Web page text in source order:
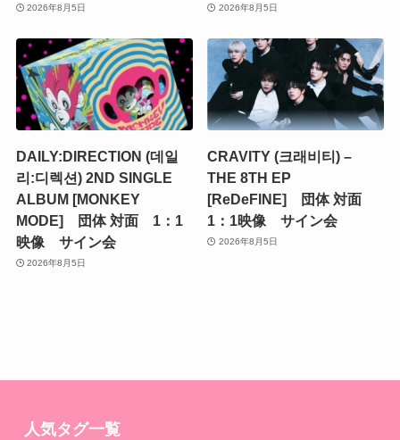
2026年8月5日 2026年8月5日
DAILY:DIRECTION (데일
리:디렉션) 2ND SINGLE
ALBUM [MONKEY
MODE] 団体 対面 1：1
映像 サイン会
2026年8月5日
CRAVITY (크래비티) –
THE 8TH EP
[ReDeFINE] 団体 対面
1：1映像 サイン会
2026年8月5日
人気タグ一覧